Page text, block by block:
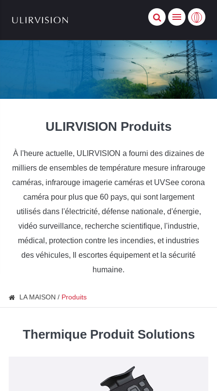
ULIRVISION Produits
À l'heure actuelle, ULIRVISION a fourni des dizaines de
milliers de ensembles de température mesure infrarouge
caméras, infrarouge imagerie caméras et UVSee corona
caméra pour plus que 60 pays, qui sont largement
utilisés dans l'électricité, défense nationale, d'énergie,
vidéo surveillance, recherche scientifique, l'industrie,
médical, protection contre les incendies, et industries
des véhicules, Il escortes équipement et la sécurité
humaine.
LA MAISON Produits
Thermique Produit Solutions